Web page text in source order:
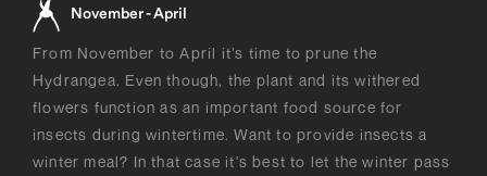
November - April
From November to April it’s time to prune the
Hydrangea. Even though, the plant and its withered
flowers function as an important food source for
insects during wintertime. Want to provide insects a
winter meal? In that case it's best to let the winter pass